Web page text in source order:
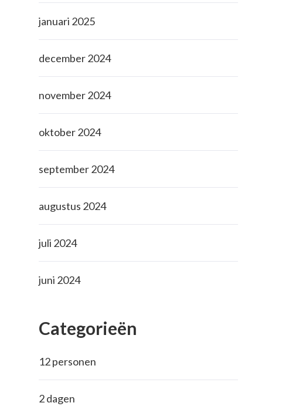
januari 2025
december 2024
november 2024
oktober 2024
september 2024
augustus 2024
juli 2024
juni 2024
Categorieën
12 personen
2 dagen